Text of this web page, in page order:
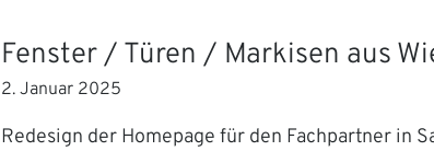
Fenster / Türen / Markisen aus
2. Januar 2025
Redesign der Homepage für den Fachpartner in